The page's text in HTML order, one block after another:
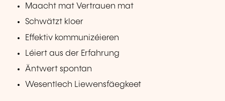
Maacht mat Vertrauen mat
Schwätzt kloer
Effektiv kommunizéieren
Léiert aus der Erfahrung
Äntwert spontan
Wesentlech Liewensfäegkeet